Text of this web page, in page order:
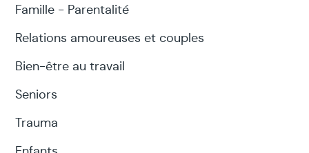
Famille - Parentalité
Relations amoureuses et couples
Bien-être au travail
Seniors
Trauma